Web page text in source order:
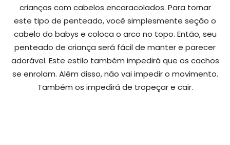
crianças com cabelos encaracolados. Para tornar
este tipo de penteado, você simplesmente seção o
cabelo do babys e coloca o arco no topo. Então, seu
penteado de criança será fácil de manter e parecer
adorável. Este estilo também impedirá que os cachos
se enrolam. Além disso, não vai impedir o movimento.
Também os impedirá de tropeçar e cair.